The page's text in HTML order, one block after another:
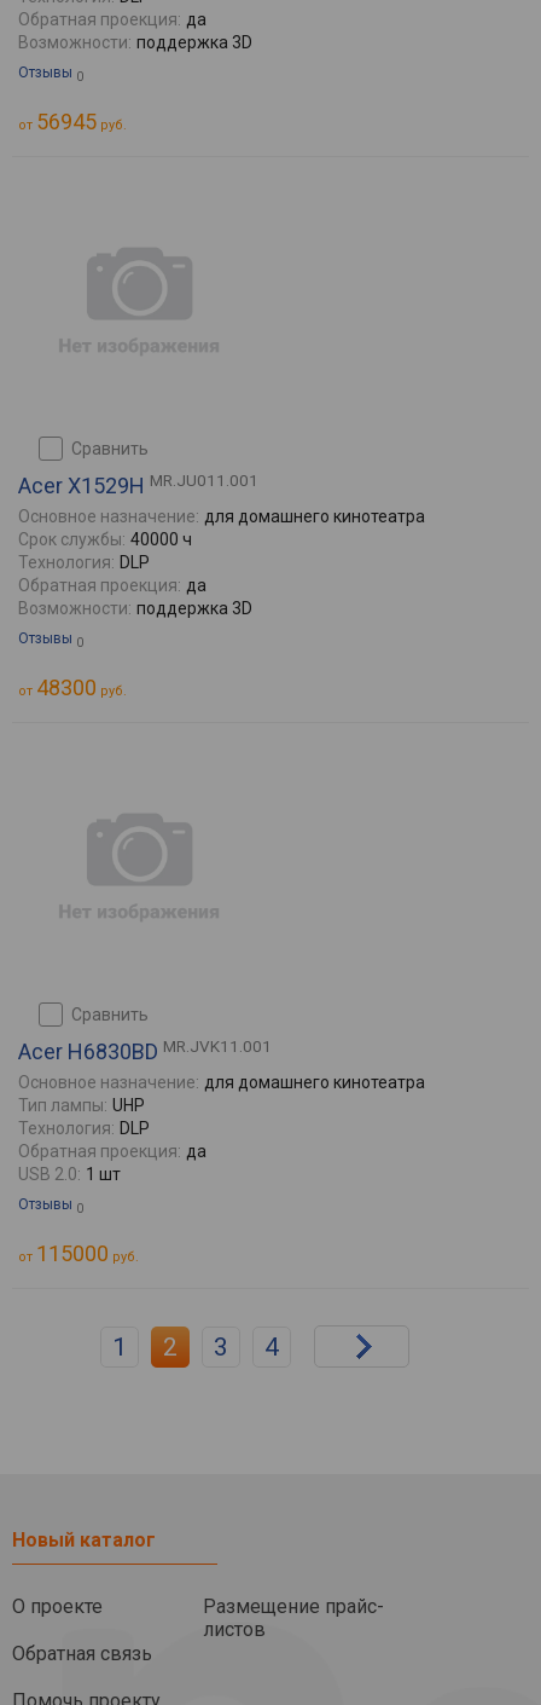
Обратная проекция: да
Возможности: поддержка 3D
Отзывы 0
от 56945 руб.
сравнить
Acer X1529H MR.JU011.001
Основное назначение: для домашнего кинотеатра
Срок службы: 40000 ч
Технология: DLP
Обратная проекция: да
Возможности: поддержка 3D
Отзывы 0
от 48300 руб.
сравнить
Acer H6830BD MR.JVK11.001
Основное назначение: для домашнего кинотеатра
Тип лампы: UHP
Технология: DLP
Обратная проекция: да
USB 2.0: 1 шт
Отзывы 0
от 115000 руб.
1 2 3 4
Новый каталог
О проекте
Обратная связь
Размещение прайс-
листов